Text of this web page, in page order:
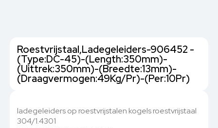
Roestvrijstaal,Ladegeleiders-906452 -
(Type:DC-45)-(Length:350mm)-
(Uittrek:350mm)-(Breedte:13mm)-
(Draagvermogen:49Kg/Pr)-(Per:10Pr)
ladegeleiders op roestvrijstalen kogels roestvrijstaal
304/1.4301